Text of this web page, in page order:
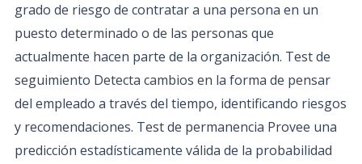
grado de riesgo de contratar a una persona en un
puesto determinado o de las personas que
actualmente hacen parte de la organización. Test de
seguimiento Detecta cambios en la forma de pensar
del empleado a través del tiempo, identificando riesgos
y recomendaciones. Test de permanencia Provee una
predicción estadísticamente válida de la probabilidad